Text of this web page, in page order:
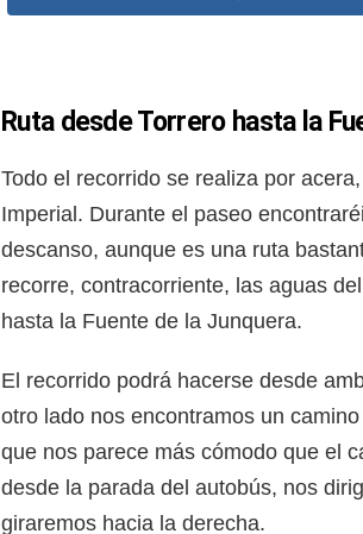
Ruta desde Torrero hasta la
Todo el recorrido se realiza por
Imperial. Durante el paseo
descanso, aunque es una ruta
recorre, contracorriente, las aguas
hasta la Fuente de la Junquera.
El recorrido podrá hacerse desde
otro lado nos encontramos un
que nos parece más cómodo que el
desde la parada del autobús, nos
giraremos hacia la derecha.